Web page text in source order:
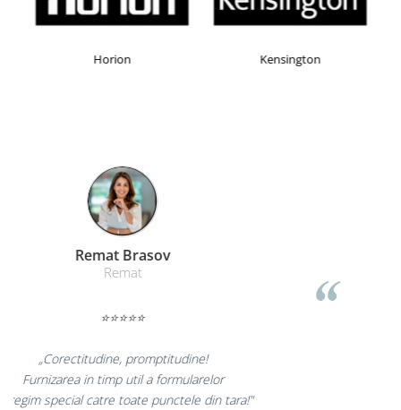
Horion Kensington
Remat Brasov
„Corectitudine, promptitudine!
Furnizarea in timp util a formularelor
cu regim special catre toate punctele din tara!"